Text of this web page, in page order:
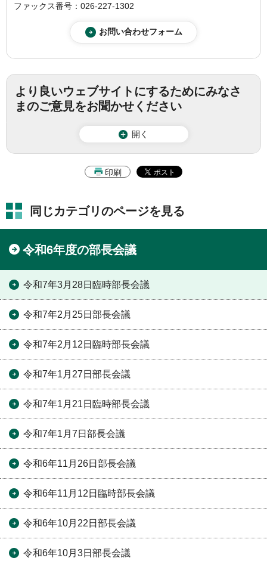
ファックス番号：026-227-1302
より良いウェブサイトにするためにみなさ
まのご意見をお聞かせください
開く
印刷
同じカテゴリのページを見る
令和6年度の部長会議
令和7年3月28日臨時部長会議
令和7年2月25日部長会議
令和7年2月12日臨時部長会議
令和7年1月27日部長会議
令和7年1月21日臨時部長会議
令和7年1月7日部長会議
令和6年11月26日部長会議
令和6年11月12日臨時部長会議
令和6年10月22日部長会議
令和6年10月3日部長会議